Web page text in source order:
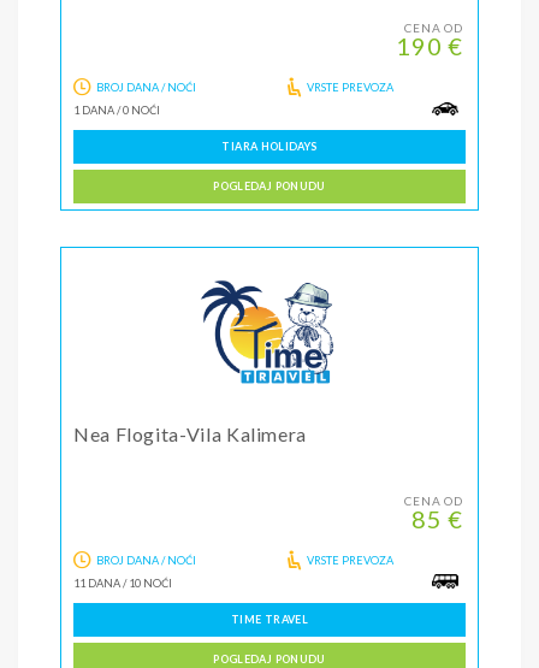
CENA OD
190 €
BROJ DANA / NOĆI
1 DANA/0 NOĆI
VRSTE PREVOZA
TIARA HOLIDAYS
POGLEDAJ PONUDU
Nea Flogita-Vila Kalimera
CENA OD
85 €
BROJ DANA / NOĆI
11 DANA/10 NOĆI
VRSTE PREVOZA
TIME TRAVEL
POGLEDAJ PONUDU